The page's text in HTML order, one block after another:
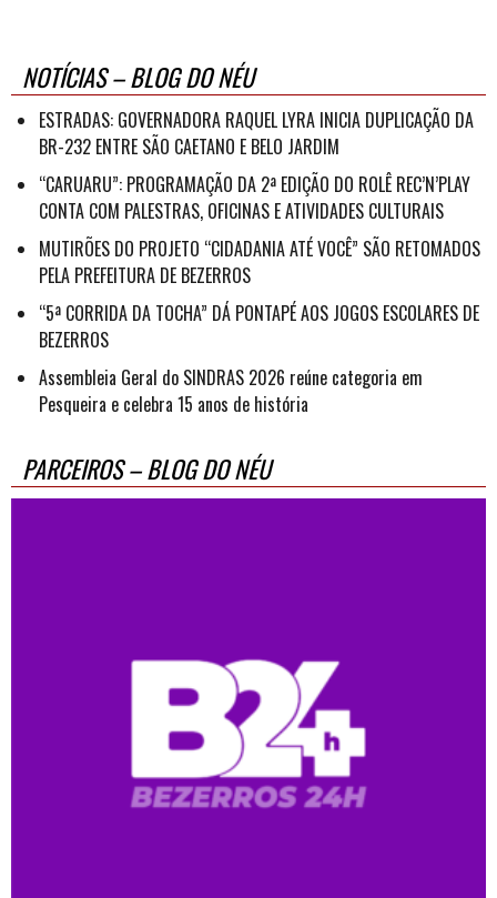
NOTÍCIAS – BLOG DO NÉU
ESTRADAS: GOVERNADORA RAQUEL LYRA INICIA DUPLICAÇÃO DA
BR-232 ENTRE SÃO CAETANO E BELO JARDIM
“CARUARU”: PROGRAMAÇÃO DA 2ª EDIÇÃO DO ROLÊ REC’N’PLAY
CONTA COM PALESTRAS, OFICINAS E ATIVIDADES CULTURAIS
MUTIRÕES DO PROJETO “CIDADANIA ATÉ VOCÊ” SÃO RETOMADOS
PELA PREFEITURA DE BEZERROS
“5ª CORRIDA DA TOCHA” DÁ PONTAPÉ AOS JOGOS ESCOLARES DE
BEZERROS
Assembleia Geral do SINDRAS 2026 reúne categoria em
Pesqueira e celebra 15 anos de história
PARCEIROS – BLOG DO NÉU